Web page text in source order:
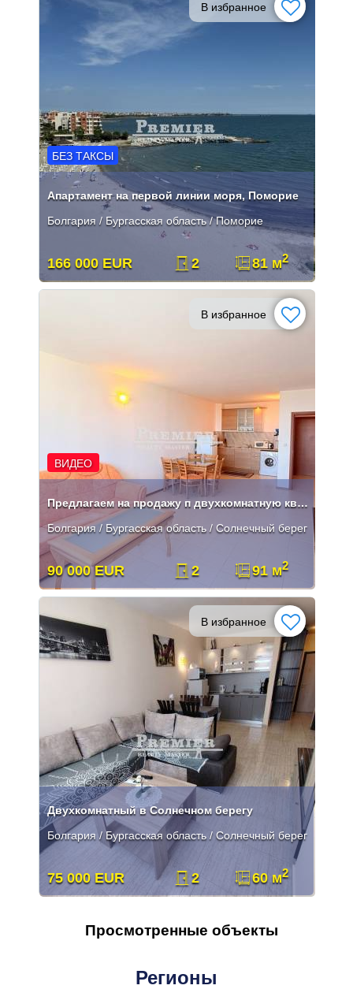
В избранное
БЕЗ ТАКСЫ
Апартамент на первой линии моря, Поморие
Болгария / Бургасская область / Поморие
166 000 EUR 2 81 м2
В избранное
ВИДЕО
Предлагаем на продажу п двухкомнатную квартиру на Солнечном берегу
Болгария / Бургасская область / Солнечный берег
90 000 EUR 2 91 м2
В избранное
Двухкомнатный в Солнечном берегу
Болгария / Бургасская область / Солнечный берег
75 000 EUR 2 60 м2
Просмотренные объекты
Регионы